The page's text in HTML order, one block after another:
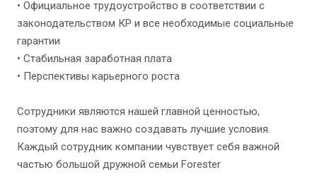
• Официальное трудоустройство в соответствии с
законодательством КР и все необходимые социальные
гарантии
• Стабильная заработная плата
• Перспективы карьерного роста
Сотрудники являются нашей главной ценностью,
поэтому для нас важно создавать лучшие условия.
Каждый сотрудник компании чувствует себя важной
частью большой дружной семьи Forester